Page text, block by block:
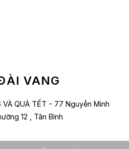
VANG
VÀ QUÀ TẾT - 77 Nguyễn Minh
12 , Tân Bình